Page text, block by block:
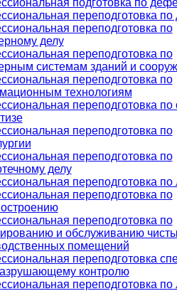
переподготовка по
переподготовка по
делу
переподготовка по
системам зданий и
переподготовка по
технологиям
переподготовка по
переподготовка по
переподготовка по
делу
переподготовка по
переподготовка по
переподготовка по
и обслуживанию
помещений
переподготовка
контролю
переподготовка по